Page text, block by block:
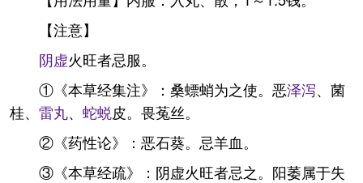
【注意】
阴虚火旺者忌服。
①《本草经集注》：桑螵蛸为之使。恶泽泻、菌
桂、 雷丸、 蛇蜕皮。畏菟丝。
②《药性论》：恶石葵。忌羊血。
③《本草经疏》：阴虚火旺者忌之。阳萎属于失